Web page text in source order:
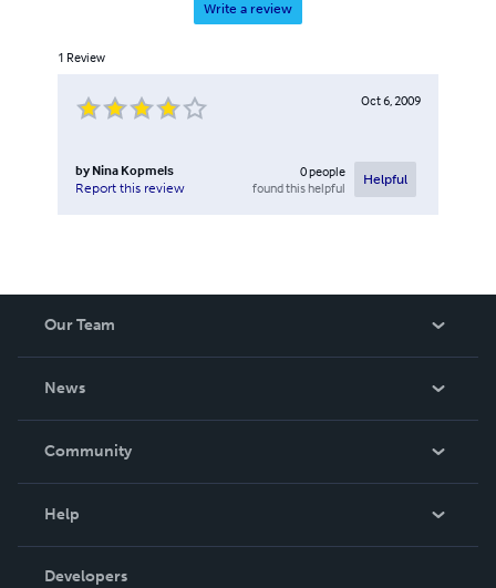
Write a review
1 Review
Oct 6, 2009
by Nina Kopmels
Report this review
0people
found this helpful
Helpful
Our Team
News
In The News
Community
Podcast
Help
Order Lookup
Developers